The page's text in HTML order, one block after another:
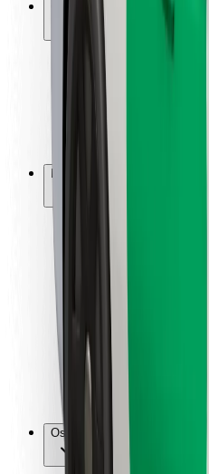
Lokacije
Gradska rješenja
Bolt stanice za punjenje
Podrška
Za korisnike
Za vozače
Bolt Food
Za vlasnike flota
Za restorane
Bolt for Business
Ostalo